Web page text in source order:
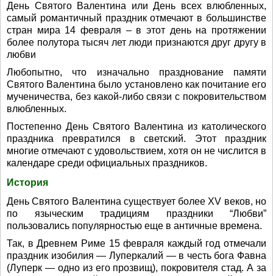
День Святого Валентина или День всех влюбленных,
самый романтичный праздник отмечают в большинстве
стран мира 14 февраля – в этот день на протяжении
более полутора тысяч лет люди признаются друг другу в
любви
Любопытно, что изначально празднование памяти
Святого Валентина было установлено как почитание его
мученичества, без какой-либо связи с покровительством
влюбленных.
Постепенно День Святого Валентина из католического
праздника превратился в светский. Этот праздник
многие отмечают с удовольствием, хотя он не числится в
календаре среди официальных праздников.
История
День Святого Валентина существует более XV веков, но
по языческим традициям праздники “Любви”
пользовались популярностью еще в античные времена.
Так, в Древнем Риме 15 февраля каждый год отмечали
праздник изобилия — Луперкалий — в честь бога Фавна
(Луперк — одно из его прозвищ), покровителя стад. А за